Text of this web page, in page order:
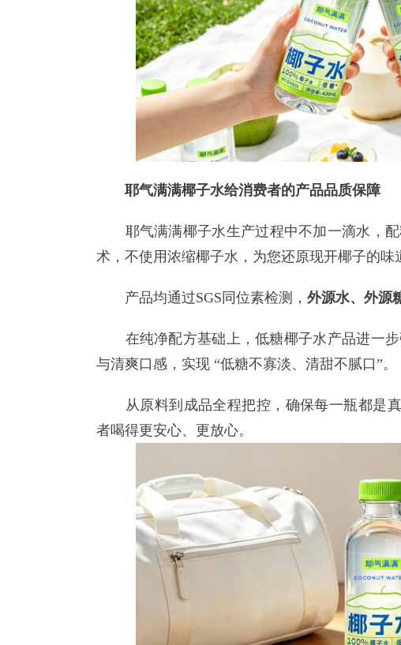
耶气满满椰子水给消费者的产品品质保障
耶气满满椰子水生产过程中不加一滴水，配
术，不使用浓缩椰子水，为您还原现开椰子的味
产品均通过SGS同位素检测， 外源水、外源
在纯净配方基础上，低糖椰子水产品进一步
与清爽口感，实现 “低糖不寡淡、清甜不腻口”。
从原料到成品全程把控，确保每一瓶都是真
者喝得更安心、更放心。